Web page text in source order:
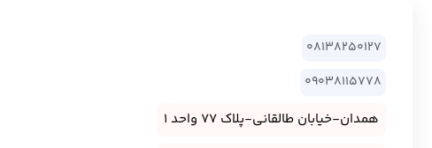
08138250127
09038115778
همدان-خیابان طالقانی-پلاک 77 واحد 1